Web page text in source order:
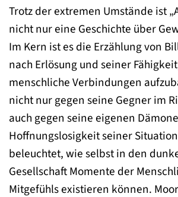
Trotz der extremen Umstände ist
nicht nur eine Geschichte über
Im Kern ist es die Erzählung von
nach Erlösung und seiner
menschliche Verbindungen
nicht nur gegen seine Gegner im
auch gegen seine eigenen
Hoffnungslosigkeit seiner
beleuchtet, wie selbst in den
Gesellschaft Momente der
Mitgefühls existieren können.